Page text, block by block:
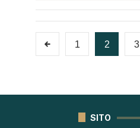
1 2 3
SITO